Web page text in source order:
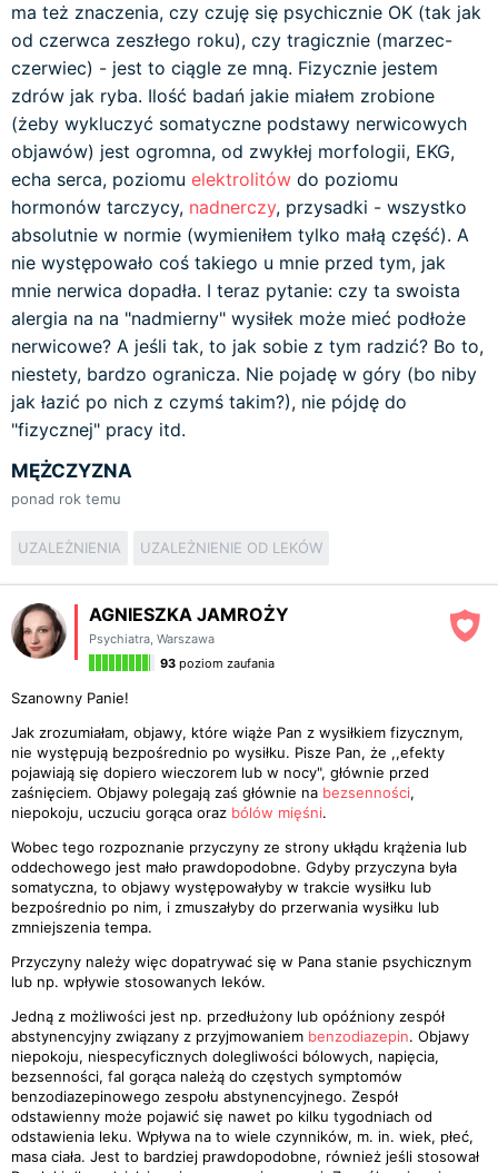
ma też znaczenia, czy czuję się psychicznie OK (tak jak
od czerwca zeszłego roku), czy tragicznie (marzec-
czerwiec) - jest to ciągle ze mną. Fizycznie jestem
zdrów jak ryba. Ilość badań jakie miałem zrobione
(żeby wykluczyć somatyczne podstawy nerwicowych
objawów) jest ogromna, od zwykłej morfologii, EKG,
echa serca, poziomu elektrolitów do poziomu
hormonów tarczycy, nadnerczy, przysadki - wszystko
absolutnie w normie (wymieniłem tylko małą część). A
nie występowało coś takiego u mnie przed tym, jak
mnie nerwica dopadła. I teraz pytanie: czy ta swoista
alergia na na "nadmierny" wysiłek może mieć podłoże
nerwicowe? A jeśli tak, to jak sobie z tym radzić? Bo to,
niestety, bardzo ogranicza. Nie pojadę w góry (bo niby
jak łazić po nich z czymś takim?), nie pójdę do
"fizycznej" pracy itd.
MĘŻCZYZNA
ponad rok temu
UZALEŻNIENIA UZALEŻNIENIE OD LEKÓW
AGNIESZKA JAMROŻY
Psychiatra, Warszawa
93 poziom zaufania
Szanowny Panie!
Jak zrozumiałam, objawy, które wiąże Pan z wysiłkiem fizycznym,
nie występują bezpośrednio po wysiłku. Pisze Pan, że ,,efekty
pojawiają się dopiero wieczorem lub w nocy", głównie przed
zaśnięciem. Objawy polegają zaś głównie na bezsenności,
niepokoju, uczuciu gorąca oraz bólów mięśni.
Wobec tego rozpoznanie przyczyny ze strony ukłądu krążenia lub
oddechowego jest mało prawdopodobne. Gdyby przyczyna była
somatyczna, to objawy występowałyby w trakcie wysiłku lub
bezpośrednio po nim, i zmuszałyby do przerwania wysiłku lub
zmniejszenia tempa.
Przyczyny należy więc dopatrywać się w Pana stanie psychicznym
lub np. wpływie stosowanych leków.
Jedną z możliwości jest np. przedłużony lub opóźniony zespół
abstynencyjny związany z przyjmowaniem benzodiazepin. Objawy
niepokoju, niespecyficznych dolegliwości bólowych, napięcia,
bezsenności, fal gorąca należą do częstych symptomów
benzodiazepinowego zespołu abstynencyjnego. Zespół
odstawienny może pojawić się nawet po kilku tygodniach od
odstawienia leku. Wpływa na to wiele czynników, m. in. wiek, płeć,
masa ciała. Jest to bardziej prawdopodobne, również jeśli stosował